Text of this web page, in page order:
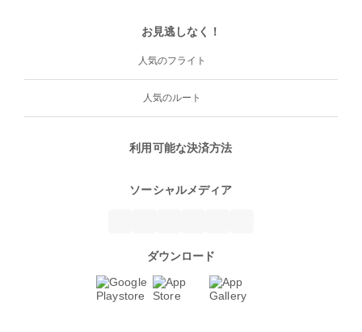
お見逃しなく！
人気のフライト
人気のルート
利用可能な決済方法
ソーシャルメディア
ダウンロード